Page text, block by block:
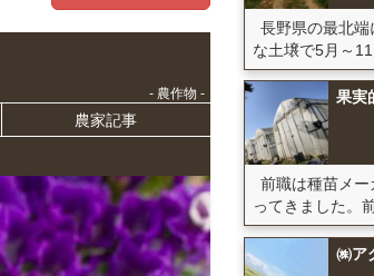
- 農作物 -
農家記事
長野県の最北
な土壌で5月～
果実
前職は種苗メ
ってきました。
㈱ア